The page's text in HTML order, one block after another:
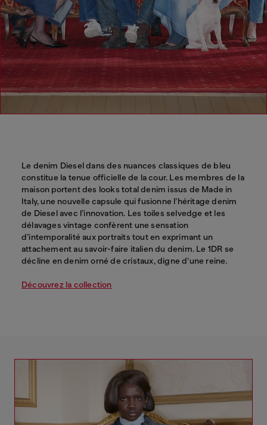
Le denim Diesel dans des nuances classiques de bleu
constitue la tenue officielle de la cour. Les membres de la
maison portent des looks total denim issus de Made in
Italy, une nouvelle capsule qui fusionne l’héritage denim
de Diesel avec l’innovation. Les toiles selvedge et les
délavages vintage confèrent une sensation
d’intemporalité aux portraits tout en exprimant un
attachement au savoir-faire italien du denim. Le 1DR se
décline en denim orné de cristaux, digne d’une reine.
Découvrez la collection